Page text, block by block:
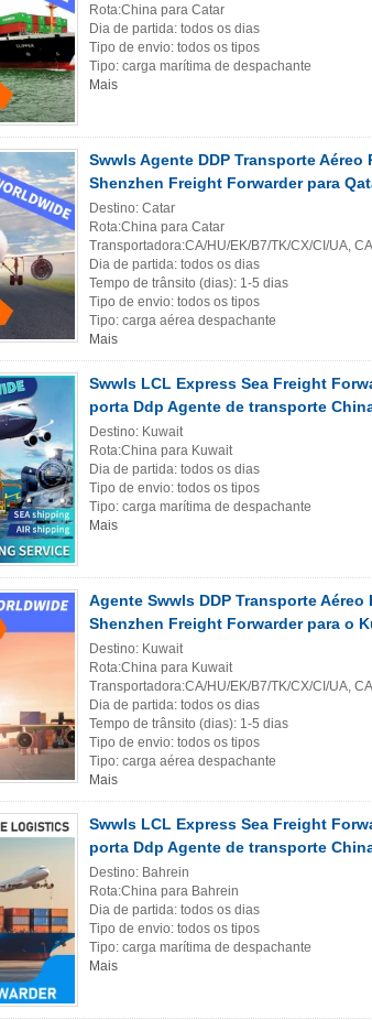
Rota:China para Catar
Dia de partida: todos os dias
Tipo de envio: todos os tipos
Tipo: carga marítima de despachante
Mais
Swwls Agente DDP Transporte
Shenzhen Freight Forwarder para
Destino: Catar
Rota:China para Catar
Transportadora:CA/HU/EK/B7/TK/CX/CI/UA,
Dia de partida: todos os dias
Tempo de trânsito (dias): 1-5 dias
Tipo de envio: todos os tipos
Tipo: carga aérea despachante
Mais
Swwls LCL Express Sea Freight
porta Ddp Agente de transporte
Destino: Kuwait
Rota:China para Kuwait
Dia de partida: todos os dias
Tipo de envio: todos os tipos
Tipo: carga marítima de despachante
Mais
Agente Swwls DDP Transporte
Shenzhen Freight Forwarder para o
Destino: Kuwait
Rota:China para Kuwait
Transportadora:CA/HU/EK/B7/TK/CX/CI/UA,
Dia de partida: todos os dias
Tempo de trânsito (dias): 1-5 dias
Tipo de envio: todos os tipos
Tipo: carga aérea despachante
Mais
Swwls LCL Express Sea Freight
porta Ddp Agente de transporte
Destino: Bahrein
Rota:China para Bahrein
Dia de partida: todos os dias
Tipo de envio: todos os tipos
Tipo: carga marítima de despachante
Mais